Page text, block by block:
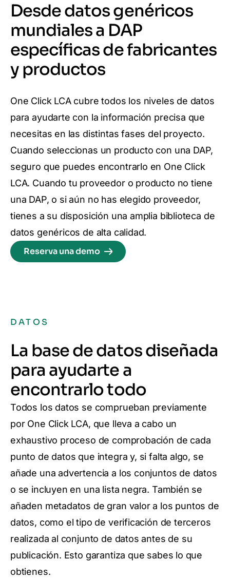
Desde datos genéricos
mundiales a DAP
específicas de fabricantes
y productos
One Click LCA cubre todos los niveles de datos
para ayudarte con la información precisa que
necesitas en las distintas fases del proyecto.
Cuando seleccionas un producto con una DAP,
seguro que puedes encontrarlo en One Click
LCA. Cuando tu proveedor o producto no tiene
una DAP, o si aún no has elegido proveedor,
tienes a su disposición una amplia biblioteca de
datos genéricos de alta calidad.
Reserva una demo
DATOS
La base de datos diseñada
para ayudarte a
encontrarlo todo
Todos los datos se comprueban previamente
por One Click LCA, que lleva a cabo un
exhaustivo proceso de comprobación de cada
punto de datos que integra y, si falta algo, se
añade una advertencia a los conjuntos de datos
o se incluyen en una lista negra. También se
añaden metadatos de gran valor a los puntos de
datos, como el tipo de verificación de terceros
realizada al conjunto de datos antes de su
publicación. Esto garantiza que sabes lo que
obtienes.